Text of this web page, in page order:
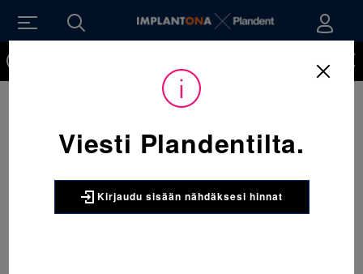
Viesti Plandentilta.
Kirjaudu sisään nähdäksesi hinnat